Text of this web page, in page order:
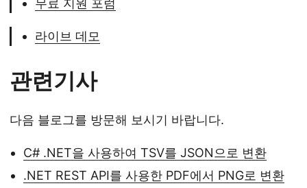
무료 지원 포럼
라이브 데모
관련기사
다음 블로그를 방문해 보시기 바랍니다.
C# .NET을 사용하여 TSV를 JSON으로 변환
.NET REST API를 사용한 PDF에서 PNG로 변환